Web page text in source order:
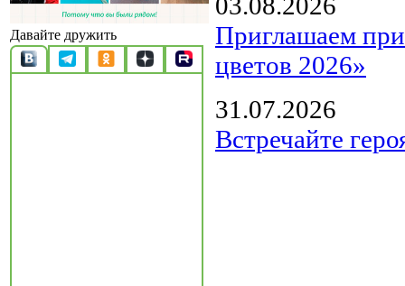
Давайте дружить
Приглашаем
цветов 2026»
31.07.2026
Встречайте